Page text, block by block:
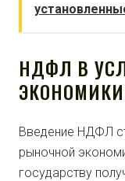
НДФЛ В
ЭКОНОМИКИ
Введение НДФЛ
рыночной
государству